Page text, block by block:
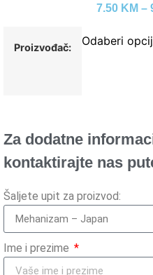
7.50 KM –
Proizvođač:
Za dodatne
kontaktirajte nas
Šaljete upit za proizvod:
Ime i prezime